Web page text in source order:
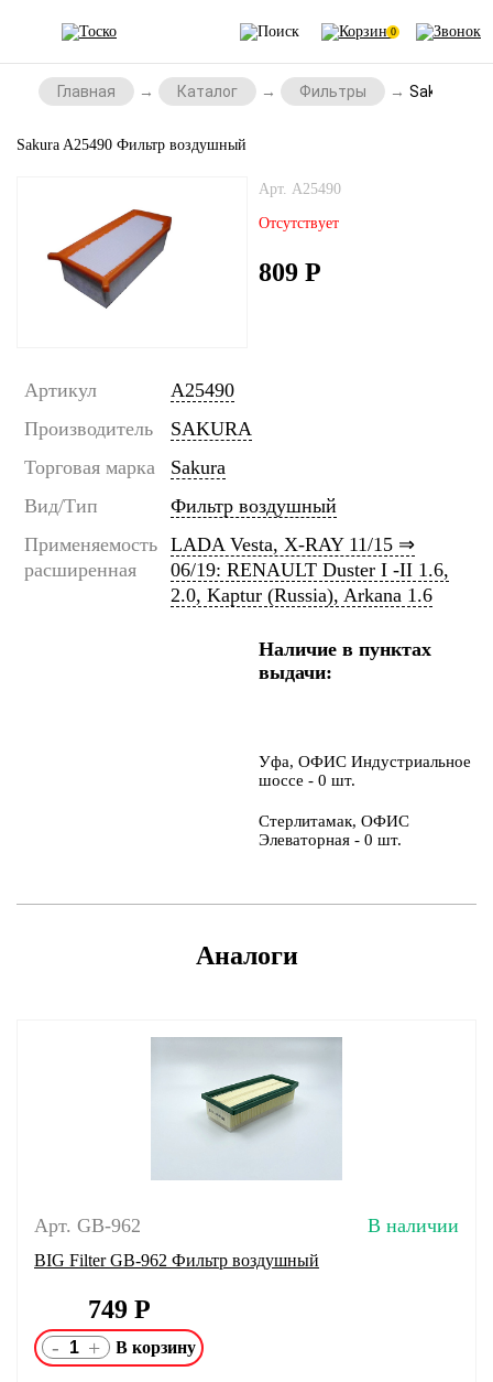
0
Главная Каталог Фильтры Sakura
Sakura A25490 Фильтр воздушный
Арт. A25490
Отсутствует
809 Р
Артикул
A25490
Производитель
SAKURA
Торговая марка
Sakura
Вид/Тип
Фильтр воздушный
Применяемость
расширенная
LADA Vesta, X-RAY 11/15 ⇒
06/19: RENAULT Duster I -II 1.6,
2.0, Kaptur (Russia), Arkana 1.6
Наличие в пунктах
выдачи:
Уфа, ОФИС Индустриальное
шоссе - 0 шт.
Стерлитамак, ОФИС
Элеваторная - 0 шт.
Аналоги
Арт. GB-962 В наличии
BIG Filter GB-962 Фильтр воздушный
749 Р
- +